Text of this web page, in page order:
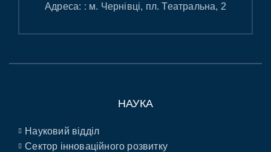
Адреса: : м. Чернівці, пл. Театральна, 2
НАУКА
Науковий відділ
Сектор інноваційного розвитку